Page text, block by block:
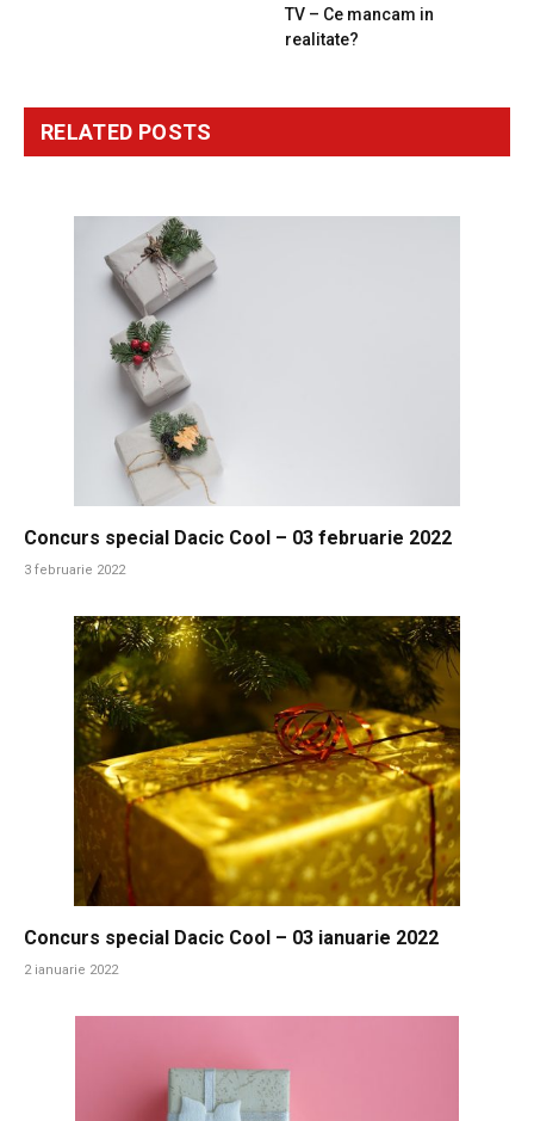
TV – Ce mancam in
realitate?
RELATED POSTS
Concurs special Dacic Cool – 03 februarie 2022
3 februarie 2022
Concurs special Dacic Cool – 03 ianuarie 2022
2 ianuarie 2022